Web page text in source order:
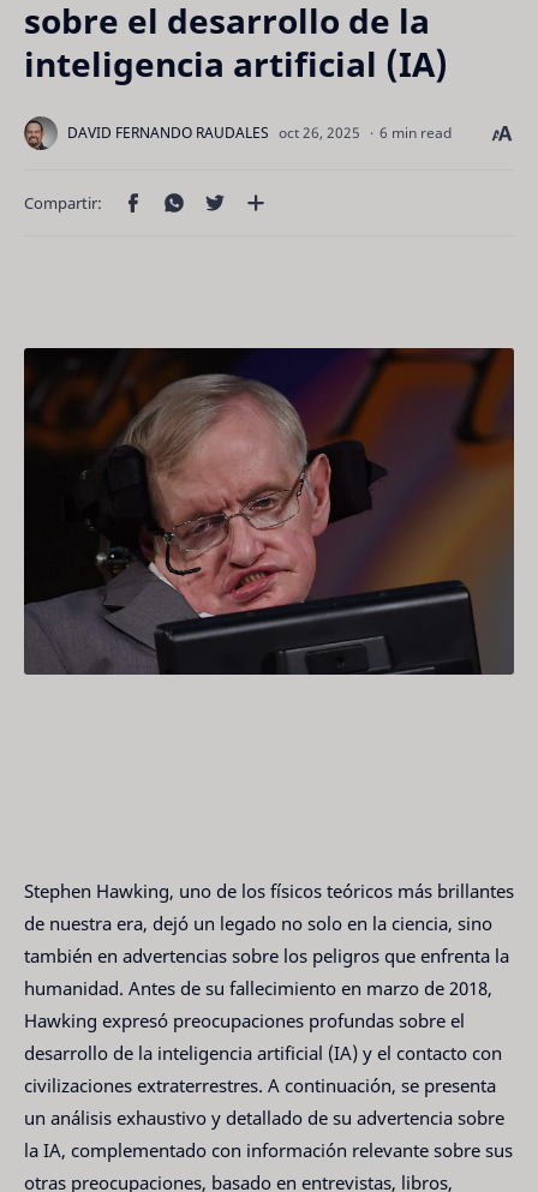
sobre el desarrollo de la
inteligencia artificial (IA)
6 min read
Stephen Hawking, uno de los físicos teóricos más brillantes
de nuestra era, dejó un legado no solo en la ciencia, sino
también en advertencias sobre los peligros que enfrenta la
humanidad. Antes de su fallecimiento en marzo de 2018,
Hawking expresó preocupaciones profundas sobre el
desarrollo de la inteligencia artificial (IA) y el contacto con
civilizaciones extraterrestres. A continuación, se presenta
un análisis exhaustivo y detallado de su advertencia sobre
la IA, complementado con información relevante sobre sus
otras preocupaciones, basado en entrevistas, libros,